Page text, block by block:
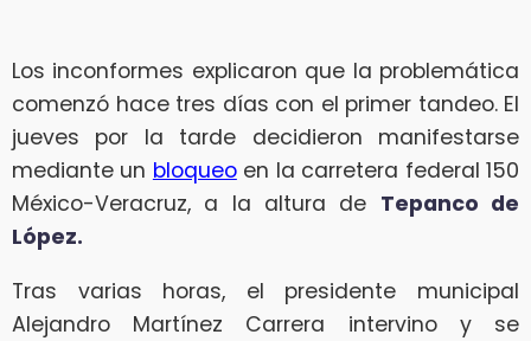
Los inconformes explicaron que la problemática
comenzó hace tres días con el primer tandeo. El
jueves por la tarde decidieron manifestarse
mediante un bloqueoen la carretera federal 150
México-Veracruz, a la altura de Tepanco de
López.
Tras varias horas, el presidente municipal
Alejandro Martínez Carrera intervino y se